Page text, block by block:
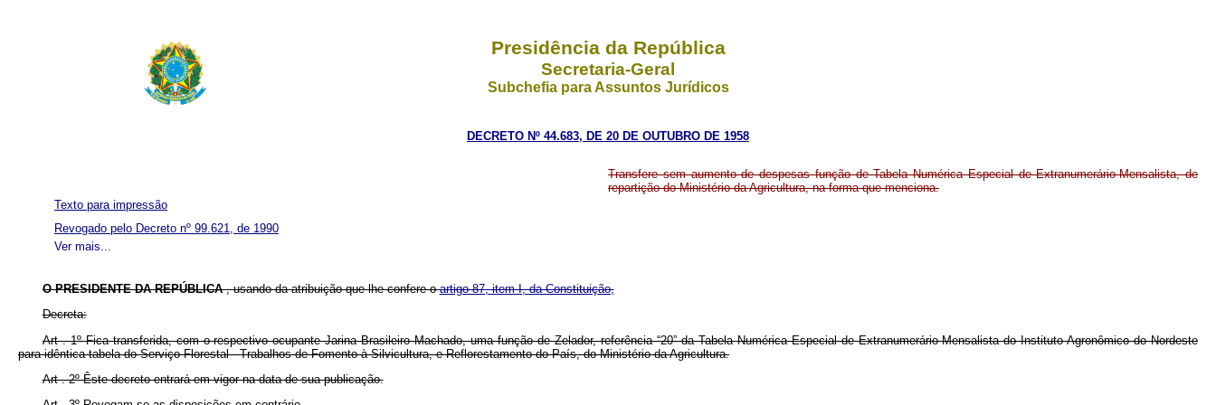
Presidência da República
Secretaria-Geral
Subchefia para Assuntos Jurídicos
DECRETO Nº 44.683, DE 20 DE OUTUBRO DE 1958
Transfere sem aumento de despesas função de Tabela Numérica Especial de Extranumerário-Mensalista, de
repartição do Ministério da Agricultura, na forma que menciona.
Ver mais...
Texto para impressão
Revogado pelo Decreto nº 99.621, de 1990
O PRESIDENTE DA REPÚBLICA, usando da atribuição que lhe confere oartigo 87, item I, da Constituição,
Decreta:
Art . 1º Fica transferida, com o respectivo ocupante Jarina Brasileiro Machado, uma função de Zelador, referência “20” da Tabela Numérica Especial de Extranumerário-Mensalista do Instituto Agronômico do Nordeste
para idêntica tabela do Serviço Florestal - Trabalhos de Fomento à Silvicultura, e Reflorestamento do País, do Ministério da Agricultura.
Art . 2º Êste decreto entrará em vigor na data de sua publicação.